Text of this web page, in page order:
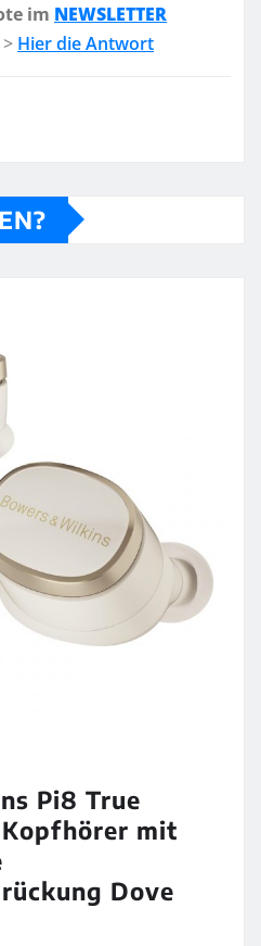
im NEWSLETTER
> Hier die Antwort
Pi8 True
mit
Dove